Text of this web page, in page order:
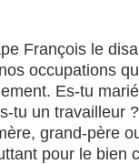
François le
occupations
Es-tu
tu un travailleur
grand-père
pour le bien